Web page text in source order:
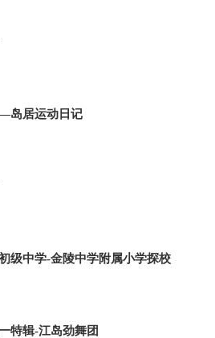
岛居运动日记
级中学-金陵中学附属小学探校
特辑-江岛劲舞团